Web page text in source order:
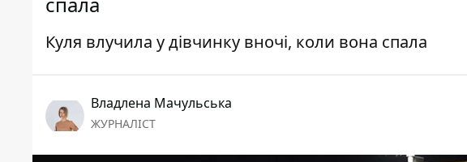
Куля влучила у дівчинку вночі, коли вона спала
Владлена Мачульська
ЖУРНАЛІСТ